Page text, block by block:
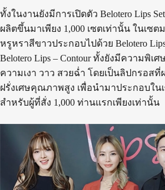
ทั้งในงานยังมีการเปิดตัว Belotero Lips
ผลิตขึ้นมาเพียง 1,000 เซตเท่านั้น ในเซ
หรูหราสีขาวประกอบไปด้วย Belotero Lips
Belotero Lips – Contour ทั้งยังมีความพิเ
ความเงา วาว สวยฉ่ำ โดยเป็นลิปกรอสที่
ฝรั่งเศษคุณภาพสูง เพื่อนำมาประกอบใน
สำหรับผู้ที่สั่ง 1,000 ท่านแรกเพียงเท่านั้น